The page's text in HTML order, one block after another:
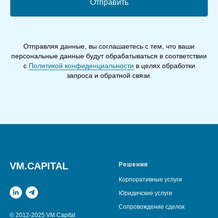
Отправить
Отправляя данные, вы соглашаетесь с тем, что ваши
персональные данные будут обрабатываться в соответствии
с Политикой конфиденциальности в целях обработки
запроса и обратной связи.
VM.CAPITAL
© 2012-2025 VM Capital
Решения
Корпоративные услуги
Юридичские услуги
Сопровождение сделок